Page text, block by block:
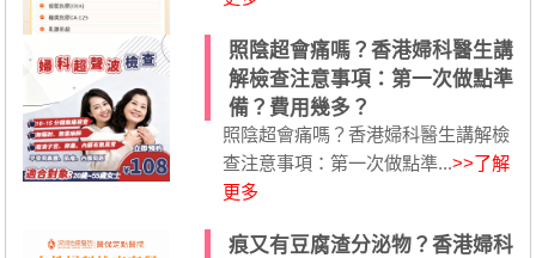
照陰超會痛嗎？香港婦科醫生講
解檢查注意事項：第一次做點準
備？費用幾多？
照陰超會痛嗎？香港婦科醫生講解檢
查注意事項：第一次做點準...>>了解
更多
痕又有豆腐渣分泌物？香港婦科